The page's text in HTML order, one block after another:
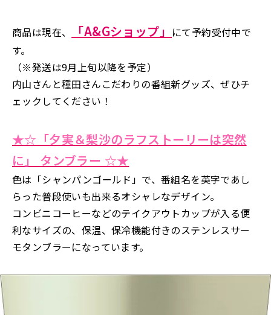
商品は現在、 「A&Gショップ」 にて予約受付中で
す。
（※発送は9月上旬以降を予定）
内山さんと種田さんこだわりの番組新グッズ、ぜひチ
ェックしてください！
★☆「夕実＆梨沙のラフストーリーは突然
に」 タンブラー ☆★
色は「シャンパンゴールド」で、番組名を英字であし
らった普段使いも出来るオシャレなデザイン。
コンビニコーヒーなどのテイクアウトカップが入る便
利なサイズの、保温、保冷機能付きのステンレスサー
モタンブラーになっています。